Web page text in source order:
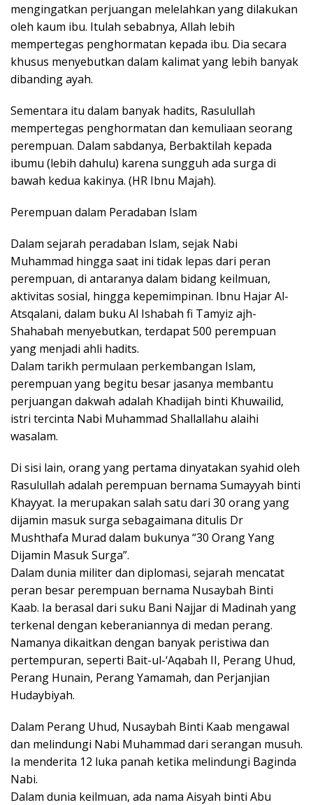
mengingatkan perjuangan melelahkan yang dilakukan
oleh kaum ibu. Itulah sebabnya, Allah lebih
mempertegas penghormatan kepada ibu. Dia secara
khusus menyebutkan dalam kalimat yang lebih banyak
dibanding ayah.
Sementara itu dalam banyak hadits, Rasulullah
mempertegas penghormatan dan kemuliaan seorang
perempuan. Dalam sabdanya, Berbaktilah kepada
ibumu (lebih dahulu) karena sungguh ada surga di
bawah kedua kakinya. (HR Ibnu Majah).
Perempuan dalam Peradaban Islam
Dalam sejarah peradaban Islam, sejak Nabi
Muhammad hingga saat ini tidak lepas dari peran
perempuan, di antaranya dalam bidang keilmuan,
aktivitas sosial, hingga kepemimpinan. Ibnu Hajar Al-
Atsqalani, dalam buku Al Ishabah fi Tamyiz ajh-
Shahabah menyebutkan, terdapat 500 perempuan
yang menjadi ahli hadits.
Dalam tarikh permulaan perkembangan Islam,
perempuan yang begitu besar jasanya membantu
perjuangan dakwah adalah Khadijah binti Khuwailid,
istri tercinta Nabi Muhammad Shallallahu alaihi
wasalam.
Di sisi lain, orang yang pertama dinyatakan syahid oleh
Rasulullah adalah perempuan bernama Sumayyah binti
Khayyat. Ia merupakan salah satu dari 30 orang yang
dijamin masuk surga sebagaimana ditulis Dr
Mushthafa Murad dalam bukunya “30 Orang Yang
Dijamin Masuk Surga”.
Dalam dunia militer dan diplomasi, sejarah mencatat
peran besar perempuan bernama Nusaybah Binti
Kaab. Ia berasal dari suku Bani Najjar di Madinah yang
terkenal dengan keberaniannya di medan perang.
Namanya dikaitkan dengan banyak peristiwa dan
pertempuran, seperti Bait-ul-‘Aqabah II, Perang Uhud,
Perang Hunain, Perang Yamamah, dan Perjanjian
Hudaybiyah.
Dalam Perang Uhud, Nusaybah Binti Kaab mengawal
dan melindungi Nabi Muhammad dari serangan musuh.
Ia menderita 12 luka panah ketika melindungi Baginda
Nabi.
Dalam dunia keilmuan, ada nama Aisyah binti Abu